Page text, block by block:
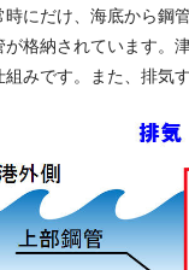
にだけ、海底から
格納されています。
みです。また、排気